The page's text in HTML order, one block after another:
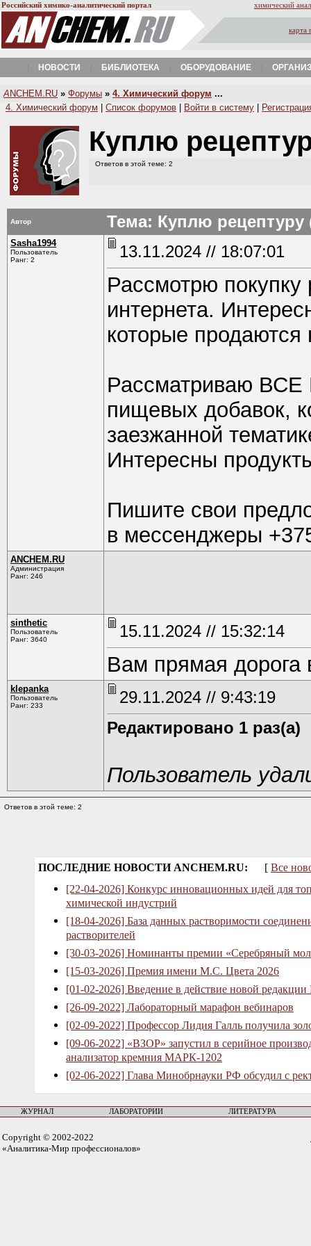
Российский химико-аналитический портал химический
карта
НОВОСТИ БИБЛИОТЕКА ОБОРУДОВАНИЕ
A NCHEM.RU » Форумы » 4. Химический форум ...
4. Химический форум
Список форумов Войти в систему
Куплю
Ответов в этой теме: 2
Автор Тема: Куплю
Sasha1994
Пользователь
Ранг: 2
13.11.2024 // 18:07:01
Рассмотрю
интернета.
которые продаются
Рассматриваю ВСЕ
пищевых добавок,
заезжанной
Интересны
Пишите свои
в мессенджеры
ANCHEM.RU
Администрация
Ранг: 246
sinthetic
Пользователь
Ранг: 3640
15.11.2024 // 15:32:14
Вам прямая дорога
klepanka
Пользователь
Ранг: 233
29.11.2024 // 9:43:19
Редактировано 1 раз(а)
Пользователь
Ответов в этой теме: 2
ПОСЛЕДНИЕ НОВОСТИ ANCHEM.RU: [ Все
[22-04-2026] Конкурс инновационных идей для
химической индустрий
[18-04-2026] База данных растворимости
растворителей
[30-03-2026] Номинанты премии «Серебряный
[15-03-2026] Премия имени М.С. Цвета 2026
[01-02-2026] Введение в действие новой
[26-09-2022] Лабораторный марафон вебинаров
[02-09-2022] Профессор Лидия Галль получила
[09-06-2022] «ВЗОР» запустил в серийное
анализатор кремния МАРК-1202
[02-06-2022] Глава Минобрнауки РФ обсудил с
ЖУРНАЛ ЛАБОРАТОРИИ ЛИТЕРАТУРА
Copyright © 2002-2022
«Аналитика-Мир профессионалов»